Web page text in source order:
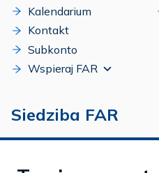
Kalendarium
Kontakt
Subkonto
Wspieraj FAR
Siedziba FAR
ul. Ludwika Idzikowskiego 16